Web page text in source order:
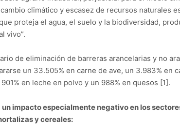
climático y escasez de recursos naturales
proteja el agua, el suelo y la biodiversidad,
vivo”.
de eliminación de barreras arancelarias y no
un 33.505% en carne de ave, un 3.983% en
en leche en polvo y un 988% en quesos [1].
un impacto especialmente negativo en los
y cereales: